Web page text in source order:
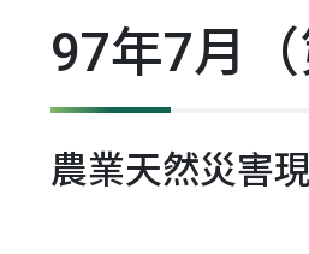
97年7月（
農業天然災害